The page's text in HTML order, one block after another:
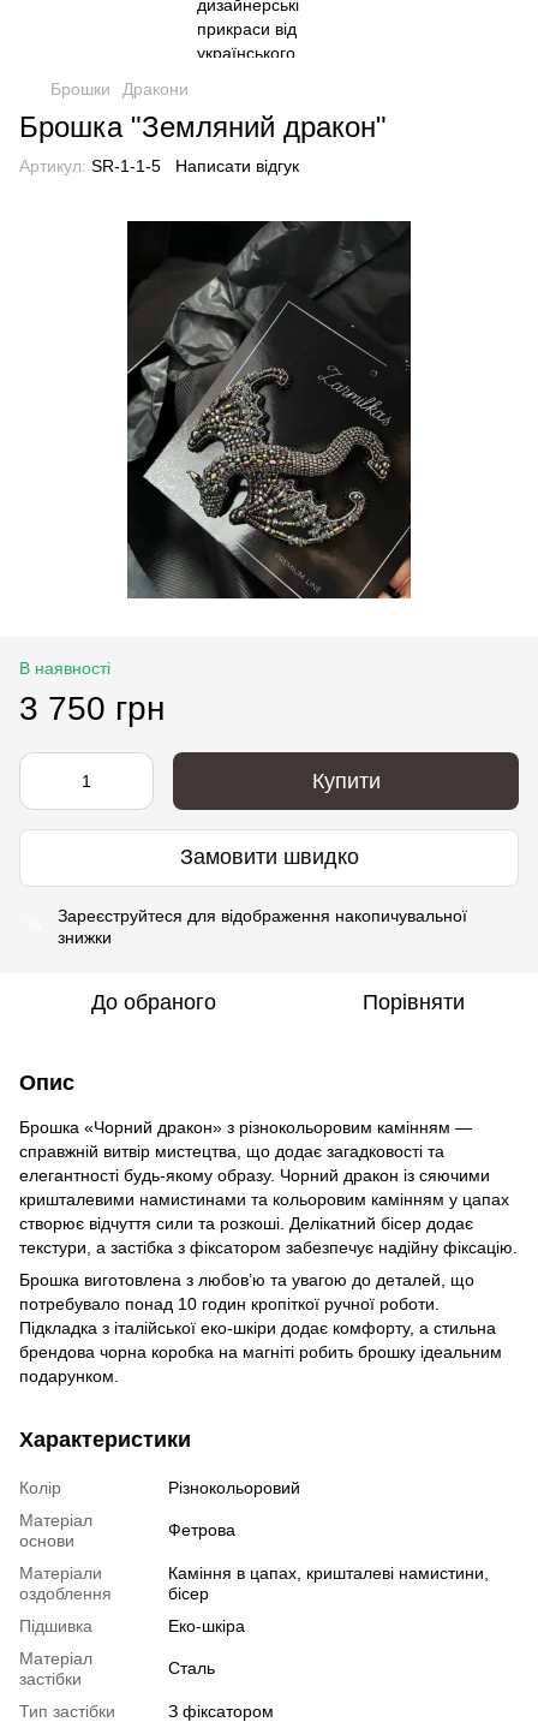
Брошки Дракони
Брошка "Земляний дракон"
Артикул: SR-1-1-5 Написати відгук
В наявності
3 750 грн
Купити
Замовити швидко
Зареєструйтеся для відображення накопичувальної
знижки
До обраного Порівняти
Опис
Брошка «Чорний дракон» з різнокольоровим камінням —
справжній витвір мистецтва, що додає загадковості та
елегантності будь-якому образу. Чорний дракон із сяючими
кришталевими намистинами та кольоровим камінням у цапах
створює відчуття сили та розкоші. Делікатний бісер додає
текстури, а застібка з фіксатором забезпечує надійну фіксацію.
Брошка виготовлена з любов’ю та увагою до деталей, що
потребувало понад 10 годин кропіткої ручної роботи.
Підкладка з італійської еко-шкіри додає комфорту, а стильна
брендова чорна коробка на магніті робить брошку ідеальним
подарунком.
Характеристики
Колір
Різнокольоровий
Матеріал
основи
Фетрова
Матеріали
оздоблення
Каміння в цапах, кришталеві намистини,
бісер
Підшивка
Еко-шкіра
Матеріал
застібки
Сталь
Тип застібки
З фіксатором